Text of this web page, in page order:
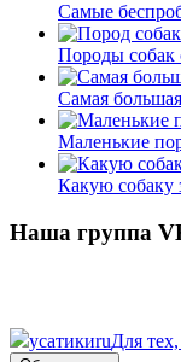
Самые
Породы собак
Самая
Маленькие
Какую собаку
Наша группа
усатикиruДля